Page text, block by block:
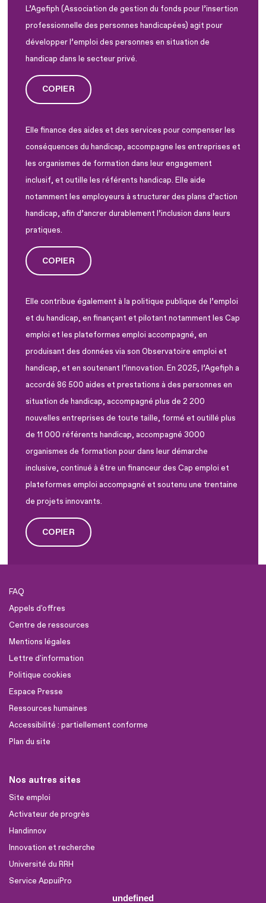
undefined
L’Agefiph (Association de gestion du fonds pour l’insertion
professionnelle des personnes handicapées) agit pour
développer l’emploi des personnes en situation de
handicap dans le secteur privé.
COPIER
Elle finance des aides et des services pour compenser les
conséquences du handicap, accompagne les entreprises et
les organismes de formation dans leur engagement
inclusif, et outille les référents handicap. Elle aide
notamment les employeurs à structurer des plans d’action
handicap, afin d’ancrer durablement l’inclusion dans leurs
pratiques.
COPIER
Elle contribue également à la politique publique de l’emploi
et du handicap, en finançant et pilotant notamment les Cap
emploi et les plateformes emploi accompagné, en
produisant des données via son Observatoire emploi et
handicap, et en soutenant l’innovation. En 2025, l’Agefiph a
accordé 86 500 aides et prestations à des personnes en
situation de handicap, accompagné plus de 2 200
nouvelles entreprises de toute taille, formé et outillé plus
de 11 000 référents handicap, accompagné 3000
organismes de formation pour dans leur démarche
inclusive, continué à être un financeur des Cap emploi et
plateformes emploi accompagné et soutenu une trentaine
de projets innovants.
COPIER
FAQ
Appels d'offres
Centre de ressources
Mentions légales
Lettre d'information
Politique cookies
Espace Presse
Ressources humaines
Accessibilité : partiellement conforme
Plan du site
Nos autres sites
Site emploi
Activateur de progrès
Handinnov
Innovation et recherche
Université du RRH
Service AppuiPro